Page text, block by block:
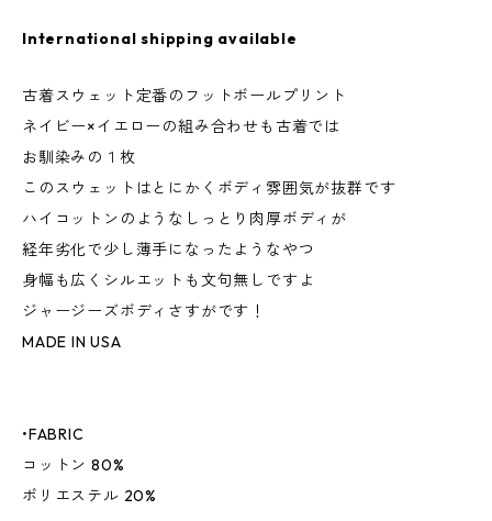
International shipping available
古着スウェット定番のフットボールプリント
ネイビー×イエローの組み合わせも古着では
お馴染みの１枚
このスウェットはとにかくボディ雰囲気が抜群です
ハイコットンのようなしっとり肉厚ボディが
経年劣化で少し薄手になったようなやつ
身幅も広くシルエットも文句無しですよ
ジャージーズボディさすがです！
MADE IN USA
•FABRIC
コットン 80%
ポリエステル 20%